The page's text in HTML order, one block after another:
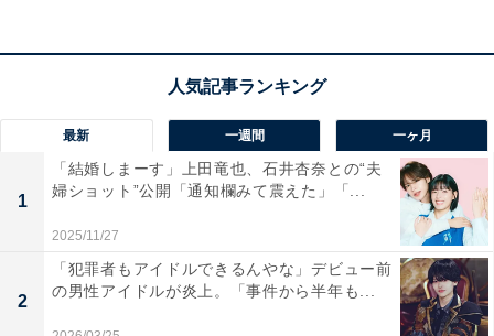
最新 一週間 一ヶ月
1
「結婚しまーす」上田竜也、石井杏奈との“夫
婦ショット”公開「通知欄みて震えた」「...
2025/11/27
2
「犯罪者もアイドルできるんやな」デビュー前
の男性アイドルが炎上。「事件から半年も...